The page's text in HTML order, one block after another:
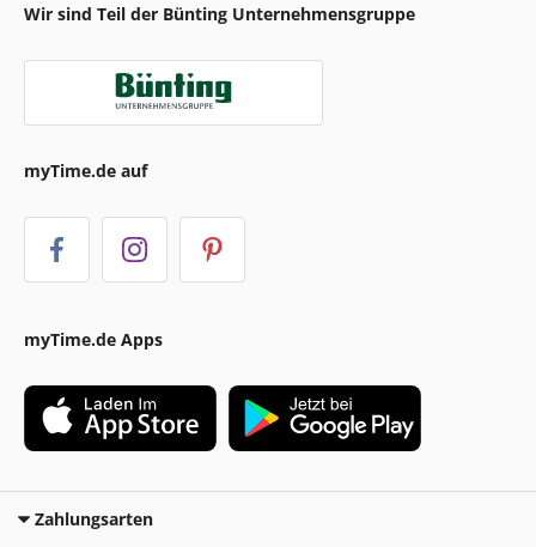
Wir sind Teil der Bünting Unternehmensgruppe
myTime.de auf
myTime.de Apps
Zahlungsarten